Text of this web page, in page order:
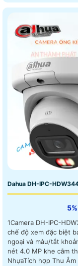
Dahua DH-IPC-
1Camera DH-IPC-
chế độ xem đặc biệt
ngoại và màu/tắt
nét 4.0 MP khe cắm
NhựaTích hợp Thu